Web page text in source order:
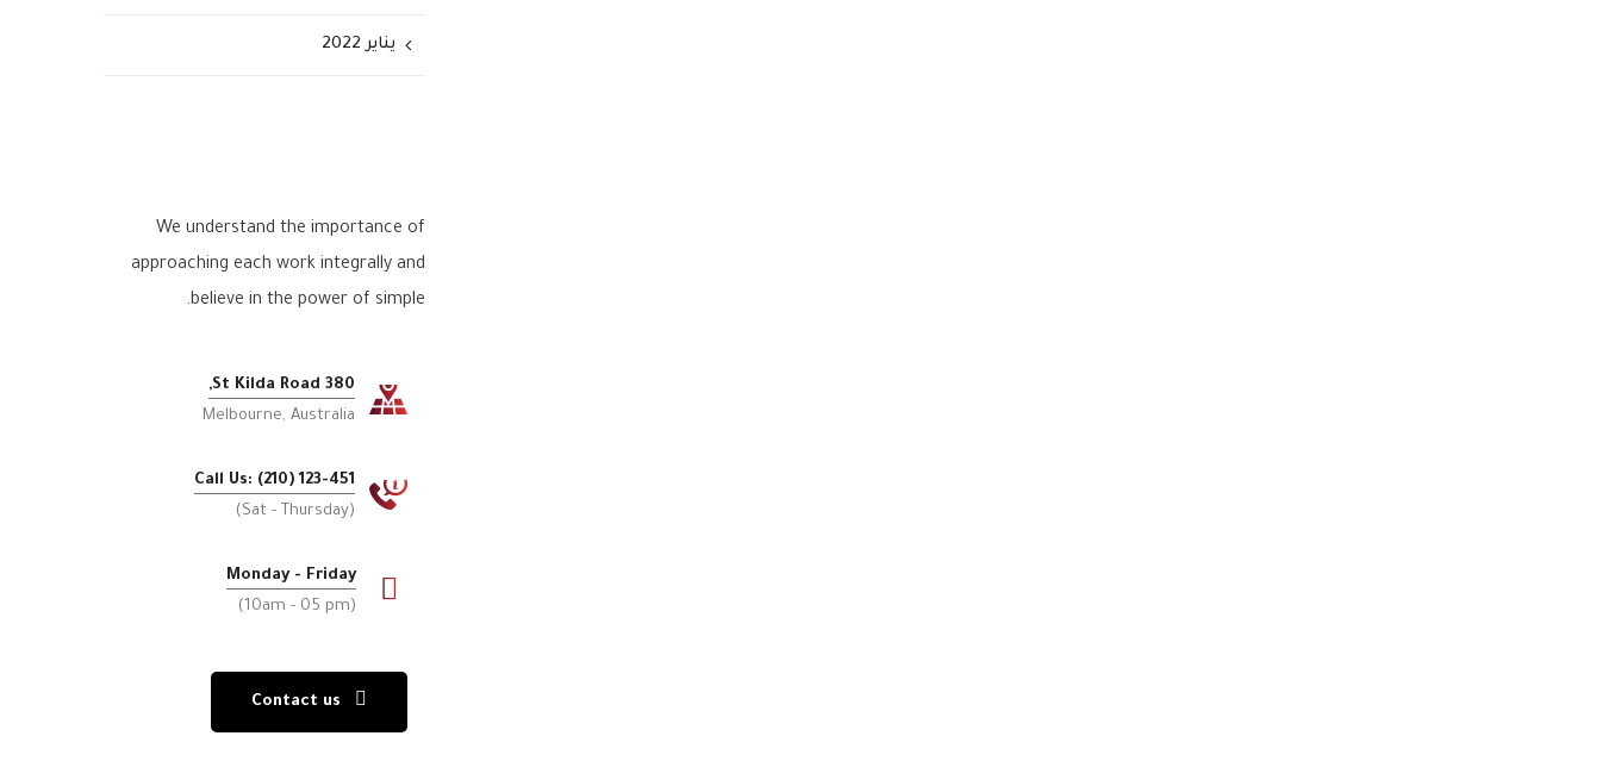
يناير 2022
We understand the importance of
approaching each work integrally and
believe in the power of simple.
380 St Kilda Road,
Melbourne, Australia
Call Us: (210) 123-451
(Sat - Thursday)
Monday - Friday
(10am - 05 pm)
Contact us